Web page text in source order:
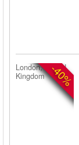
-40%
London, United
Kingdom